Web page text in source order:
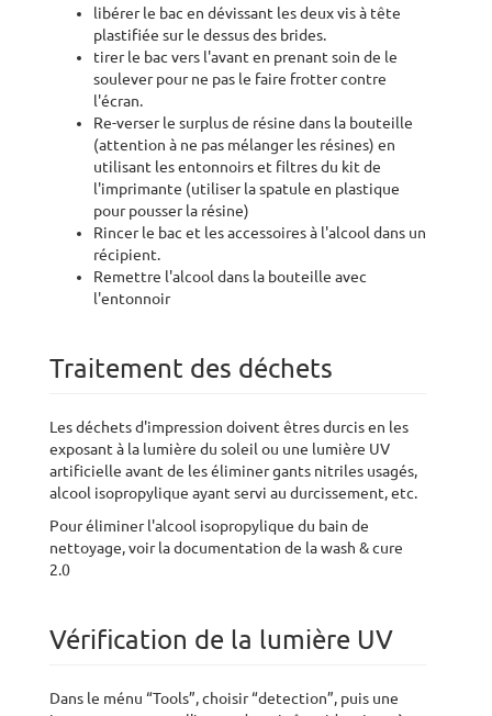
libérer le bac en dévissant les deux vis à tête
plastifiée sur le dessus des brides.
tirer le bac vers l'avant en prenant soin de le
soulever pour ne pas le faire frotter contre
l'écran.
Re-verser le surplus de résine dans la bouteille
(attention à ne pas mélanger les résines) en
utilisant les entonnoirs et filtres du kit de
l'imprimante (utiliser la spatule en plastique
pour pousser la résine)
Rincer le bac et les accessoires à l'alcool dans un
récipient.
Remettre l'alcool dans la bouteille avec
l'entonnoir
Traitement des déchets
Les déchets d'impression doivent êtres durcis en les
exposant à la lumière du soleil ou une lumière UV
artificielle avant de les éliminer gants nitriles usagés,
alcool isopropylique ayant servi au durcissement, etc.
Pour éliminer l'alcool isopropylique du bain de
nettoyage, voir la documentation de la wash & cure
2.0
Vérification de la lumière UV
Dans le ménu “Tools”, choisir “detection”, puis une